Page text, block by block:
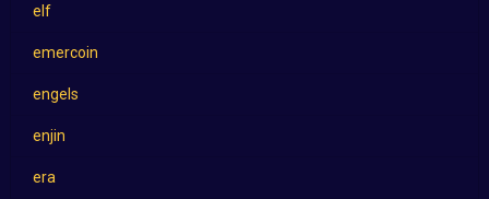
elf
emercoin
engels
enjin
era